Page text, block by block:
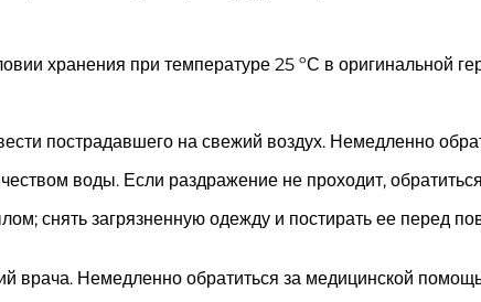
хранения при температуре 25 ºС в оригинальной
пострадавшего на свежий воздух. Немедленно
воды. Если раздражение не проходит,
снять загрязненную одежду и постирать ее перед
врача. Немедленно обратиться за медицинской